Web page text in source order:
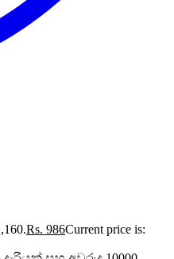
Rs. 986Current price is: